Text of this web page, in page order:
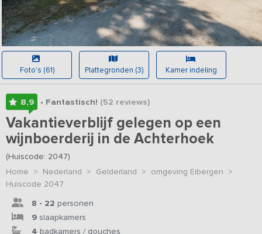
Foto's (61) Plattegronden (3) Kamer indeling
8,9 • Fantastisch! (52 reviews)
Vakantieverblijf gelegen op een
wijnboerderij in de Achterhoek
(Huiscode: 2047)
Home > Nederland > Gelderland > omgeving Eibergen >
Huiscode 2047
8 - 22 personen
9 slaapkamers
4 badkamers / douches